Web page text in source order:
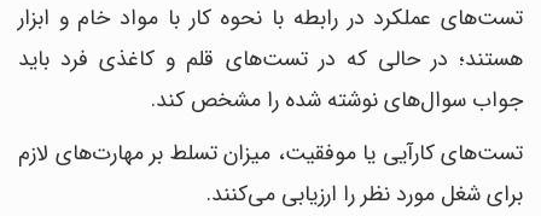
تست‌های عملکرد در رابطه با نحوه کار با مواد خام و ابزار
هستند؛ در حالی که در تست‌های قلم و کاغذی فرد باید
جواب سوال‎‌های نوشته شده را مشخص کند.
تست‌های کارآیی یا موفقیت، میزان تسلط بر مهارت‌های لازم
برای شغل مورد نظر را ارزیابی می‌کنند.